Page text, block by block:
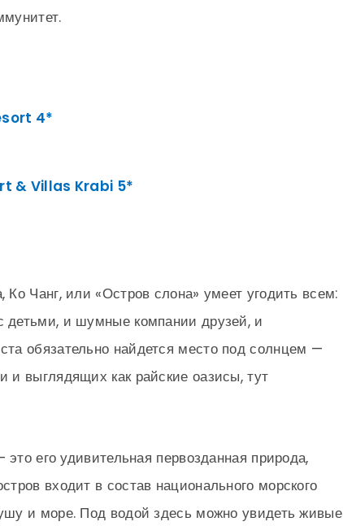
4*
& Villas Krabi 5*
Чанг, или «Остров слона» умеет угодить всем:
и шумные компании друзей, и
обязательно найдется место под солнцем —
и выглядящих как райские оазисы, тут
его удивительная первозданная природа,
входит в состав национального морского
и море. Под водой здесь можно увидеть живые